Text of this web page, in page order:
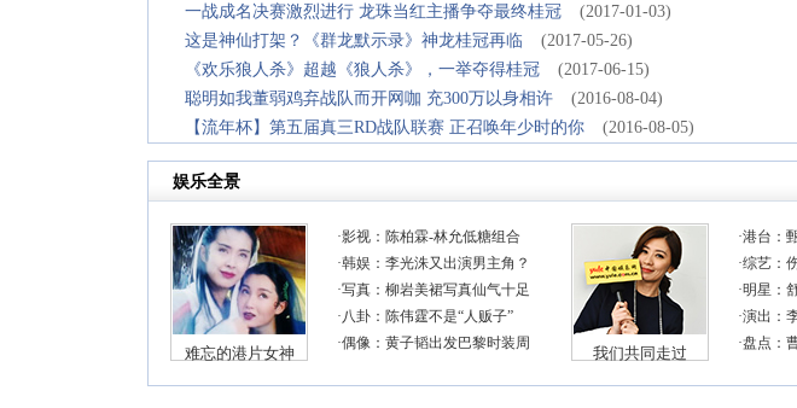
一战成名决赛激烈进行 龙珠当红主播争夺最终桂冠
(2017-01-03)
这是神仙打架？《群龙默示录》神龙桂冠再临
(2017-05-26)
《欢乐狼人杀》超越《狼人杀》，一举夺得桂冠
(2017-06-15)
聪明如我董弱鸡弃战队而开网咖 充300万以身相许
(2016-08-04)
【流年杯】第五届真三RD战队联赛 正召唤年少时的你
(2016-08-05)